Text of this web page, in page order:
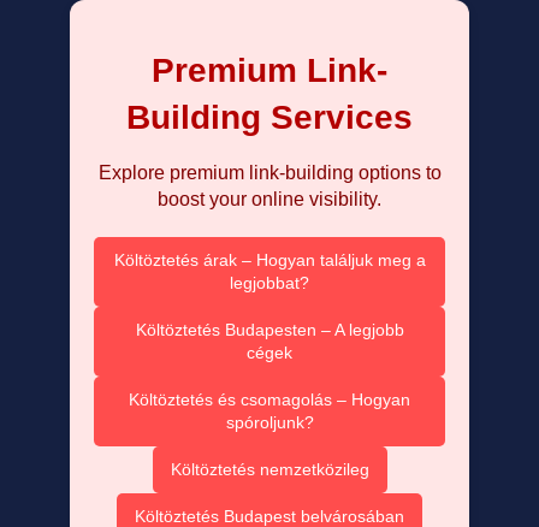
Premium Link-
Building Services
Explore premium link-building options to
boost your online visibility.
Költöztetés árak – Hogyan találjuk meg a
legjobbat?
Költöztetés Budapesten – A legjobb
cégek
Költöztetés és csomagolás – Hogyan
spóroljunk?
Költöztetés nemzetközileg
Költöztetés Budapest belvárosában